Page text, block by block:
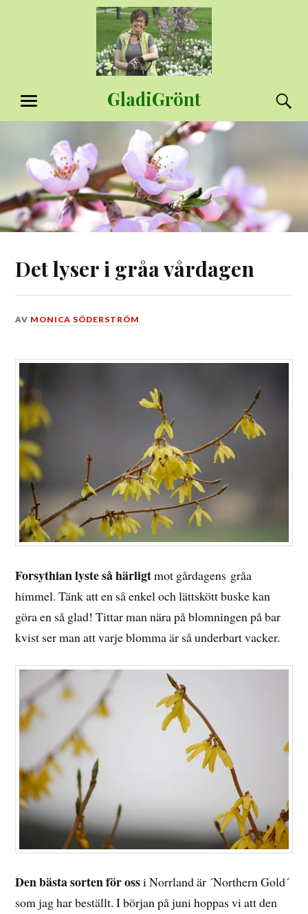
GladiGrönt
MENY
Det lyser i gråa vårdagen
DEN
2015
AV MONICA SÖDERSTRÖM
Forsythian lyste så härligtmot gårdagens gråa
himmel. Tänk att en så enkel och lättskött buske kan
göra en så glad! Tittar man nära på blomningen på bar
kvist ser man att varje blomma är så underbart vacker.
Den bästa sorten för ossi Norrland är ´Northern Gold´
som jag har beställt. I början på juni hoppas vi att den